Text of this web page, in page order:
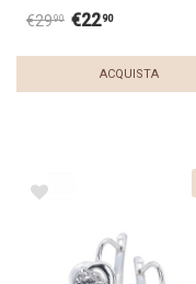
€2990 €2290
ACQUISTA